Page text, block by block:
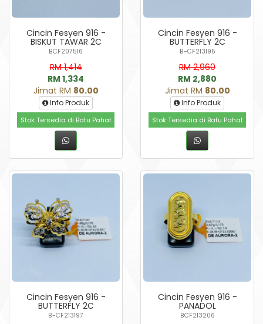
Cincin Fesyen 916 -
BISKUT TAWAR 2C
BCF207516
RM 1,414
RM 1,334
Jimat RM 80.00
Info Produk
Stok Tersedia di Batu Pahat
Cincin Fesyen 916 -
BUTTERFLY 2C
B-CF213195
RM 2,960
RM 2,880
Jimat RM 80.00
Info Produk
Stok Tersedia di Batu Pahat
Cincin Fesyen 916 -
BUTTERFLY 2C
B-CF213197
Cincin Fesyen 916 -
PANADOL
BCF213206